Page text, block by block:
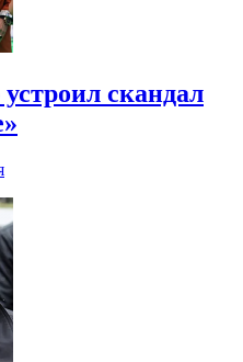
скандал